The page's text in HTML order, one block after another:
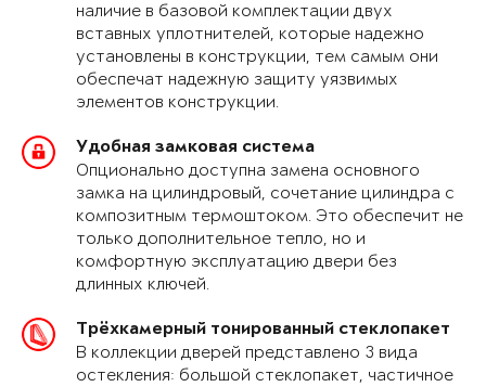
наличие в базовой комплектации двух
вставных уплотнителей, которые надежно
установлены в конструкции, тем самым они
обеспечат надежную защиту уязвимых
элементов конструкции.
Удобная замковая система
Опционально доступна замена основного
замка на цилиндровый, сочетание цилиндра с
композитным термоштоком. Это обеспечит не
только дополнительное тепло, но и
комфортную эксплуатацию двери без
длинных ключей.
Трёхкамерный тонированный стеклопакет
В коллекции дверей представлено 3 вида
остекления: большой стеклопакет, частичное